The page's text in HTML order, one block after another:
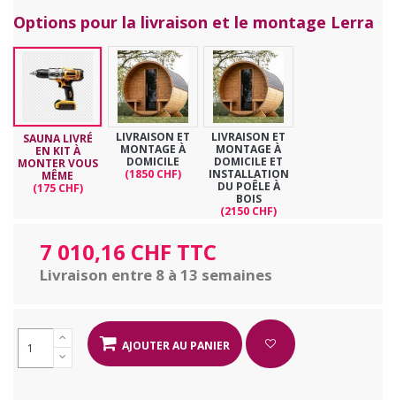
Options pour la livraison et le montage Lerra
SAUNA LIVRÉ
EN KIT À
MONTER VOUS
MÊME
(175 CHF)
LIVRAISON ET
MONTAGE À
DOMICILE
(1850 CHF)
LIVRAISON ET
MONTAGE À
DOMICILE ET
INSTALLATION
DU POÊLE À
BOIS
(2150 CHF)
7 010,16 CHF TTC
Livraison entre 8 à 13 semaines
AJOUTER AU PANIER